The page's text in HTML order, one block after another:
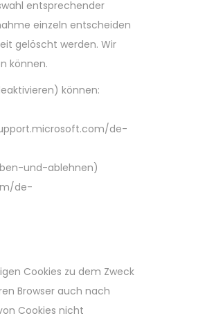
entsprechender
einzeln entscheiden
gelöscht werden. Wir
können.
können:
de-
und-ablehnen)
de-
Cookies zu dem Zweck
Browser auch nach
Cookies nicht